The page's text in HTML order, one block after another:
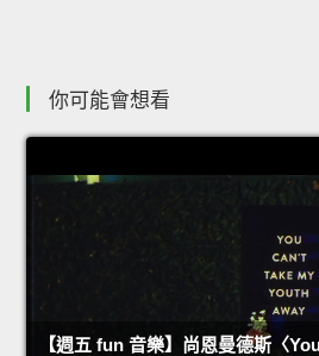
你可能會想看
【週五 fun 音樂】尚恩曼德斯〈